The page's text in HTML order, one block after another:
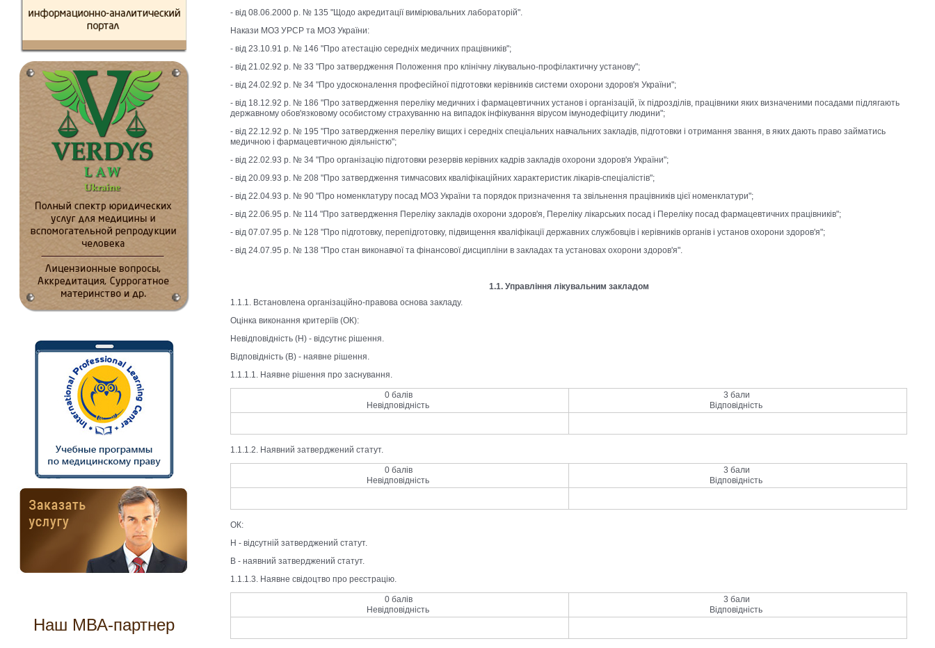
Наш МВА-партнер
- від 08.06.2000 р. № 135 "Щодо акредитації вимірювальних лабораторій".
Накази МОЗ УРСР та МОЗ України:
- від 23.10.91 р. № 146 "Про атестацію середніх медичних працівників";
- від 21.02.92 р. № 33 "Про затвердження Положення про клінічну лікувально-профілактичну установу";
- від 24.02.92 р. № 34 "Про удосконалення професійної підготовки керівників системи охорони здоров'я України";
- від 18.12.92 р. № 186 "Про затвердження переліку медичних і фармацевтичних установ і організацій, їх підрозділів, працівники яких визначеними посадами підлягають
державному обов'язковому особистому страхуванню на випадок інфікування вірусом імунодефіциту людини";
- від 22.12.92 р. № 195 "Про затвердження переліку вищих і середніх спеціальних навчальних закладів, підготовки і отримання звання, в яких дають право займатись
медичною і фармацевтичною діяльністю";
- від 22.02.93 р. № 34 "Про організацію підготовки резервів керівних кадрів закладів охорони здоров'я України";
- від 20.09.93 р. № 208 "Про затвердження тимчасових кваліфікаційних характеристик лікарів-спеціалістів";
- від 22.04.93 р. № 90 "Про номенклатуру посад МОЗ України та порядок призначення та звільнення працівників цієї номенклатури";
- від 22.06.95 р. № 114 "Про затвердження Переліку закладів охорони здоров'я, Переліку лікарських посад і Переліку посад фармацевтичних працівників";
- від 07.07.95 р. № 128 "Про підготовку, перепідготовку, підвищення кваліфікації державних службовців і керівників органів і установ охорони здоров'я";
- від 24.07.95 р. № 138 "Про стан виконавчої та фінансової дисципліни в закладах та установах охорони здоров'я".
1.1. Управління лікувальним закладом
1.1.1. Встановлена організаційно-правова основа закладу.
Оцінка виконання критеріїв (ОК):
Невідповідність (Н) - відсутнє рішення.
Відповідність (В) - наявне рішення.
1.1.1.1. Наявне рішення про заснування.
0 балів
Невідповідність
3 бали
Відповідність
1.1.1.2. Наявний затверджений статут.
0 балів
Невідповідність
3 бали
Відповідність
ОК:
Н - відсутній затверджений статут.
В - наявний затверджений статут.
1.1.1.3. Наявне свідоцтво про реєстрацію.
0 балів
Невідповідність
3 бали
Відповідність